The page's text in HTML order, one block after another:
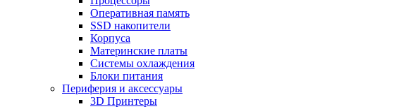
Оперативная память
SSD накопители
Корпуса
Материнские платы
Системы охлаждения
Блоки питания
Периферия и аксессуары
3D Принтеры